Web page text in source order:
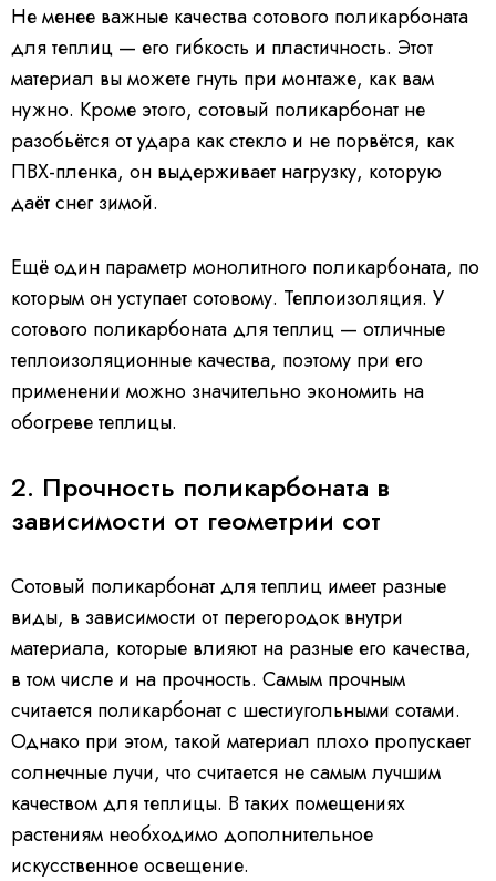
Не менее важные качества сотового поликарбоната
для теплиц — его гибкость и пластичность. Этот
материал вы можете гнуть при монтаже, как вам
нужно. Кроме этого, сотовый поликарбонат не
разобьётся от удара как стекло и не порвётся, как
ПВХ-пленка, он выдерживает нагрузку, которую
даёт снег зимой.
Ещё один параметр монолитного поликарбоната, по
которым он уступает сотовому. Теплоизоляция. У
сотового поликарбоната для теплиц — отличные
теплоизоляционные качества, поэтому при его
применении можно значительно экономить на
обогреве теплицы.
2. Прочность поликарбоната в
зависимости от геометрии сот
Сотовый поликарбонат для теплиц имеет разные
виды, в зависимости от перегородок внутри
материала, которые влияют на разные его качества,
в том числе и на прочность. Самым прочным
считается поликарбонат с шестиугольными сотами.
Однако при этом, такой материал плохо пропускает
солнечные лучи, что считается не самым лучшим
качеством для теплицы. В таких помещениях
растениям необходимо дополнительное
искусственное освещение.